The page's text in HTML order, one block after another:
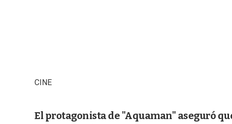
CINE
El protagonista de "Aquaman" aseguró